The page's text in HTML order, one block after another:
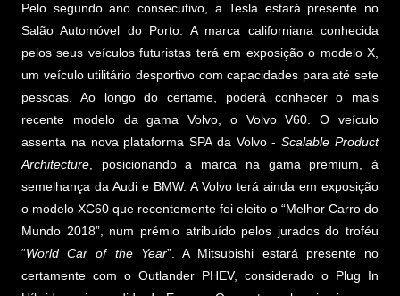
Pelo segundo ano consecutivo, a Tesla estará presente no
Salão Automóvel do Porto. A marca californiana conhecida
pelos seus veículos futuristas terá em exposição o modelo X,
um veículo utilitário desportivo com capacidades para até sete
pessoas. Ao longo do certame, poderá conhecer o mais
recente modelo da gama Volvo, o Volvo V60. O veículo
assenta na nova plataforma SPA da Volvo -Scalable Product
Architecture , posicionando a marca na gama premium, à
semelhança da Audi e BMW. A Volvo terá ainda em exposição
o modelo XC60 que recentemente foi eleito o “Melhor Carro do
Mundo 2018”, num prémio atribuído pelos jurados do troféu
“World Car of the Year”. A Mitsubishi estará presente no
certamente com o Outlander PHEV, considerado o Plug In